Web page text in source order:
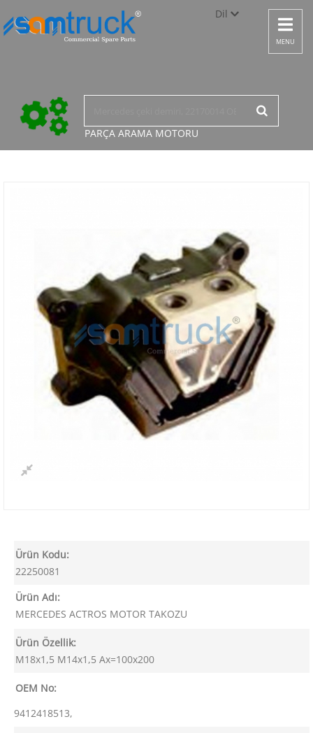
Dil
Türkçe
English
Toggle
MENU
PARÇA ARAMA MOTORU
Ürün Kodu:
22250081
Ürün Adı:
MERCEDES ACTROS MOTOR TAKOZU
Ürün Özellik:
M18x1,5 M14x1,5 Ax=100x200
OEM No:
9412418513,